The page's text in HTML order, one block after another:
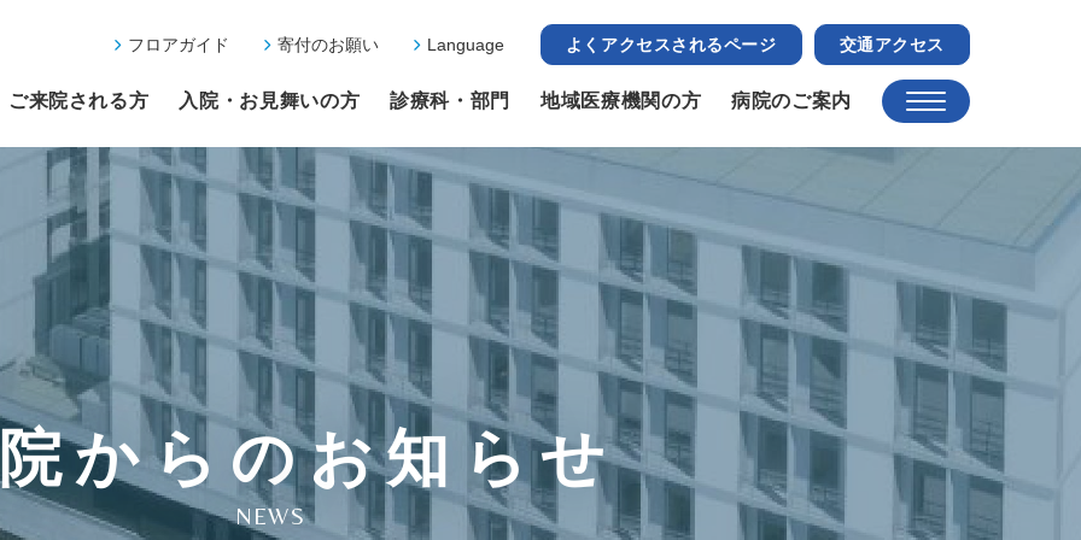
フロアガイド 寄付のお願い Language よくアクセスされるページ 交通アクセス
ご来院される方 入院・お見舞いの方 診療科・部門 地域医療機関の方 病院のご案内
からのお知らせ
NEWS